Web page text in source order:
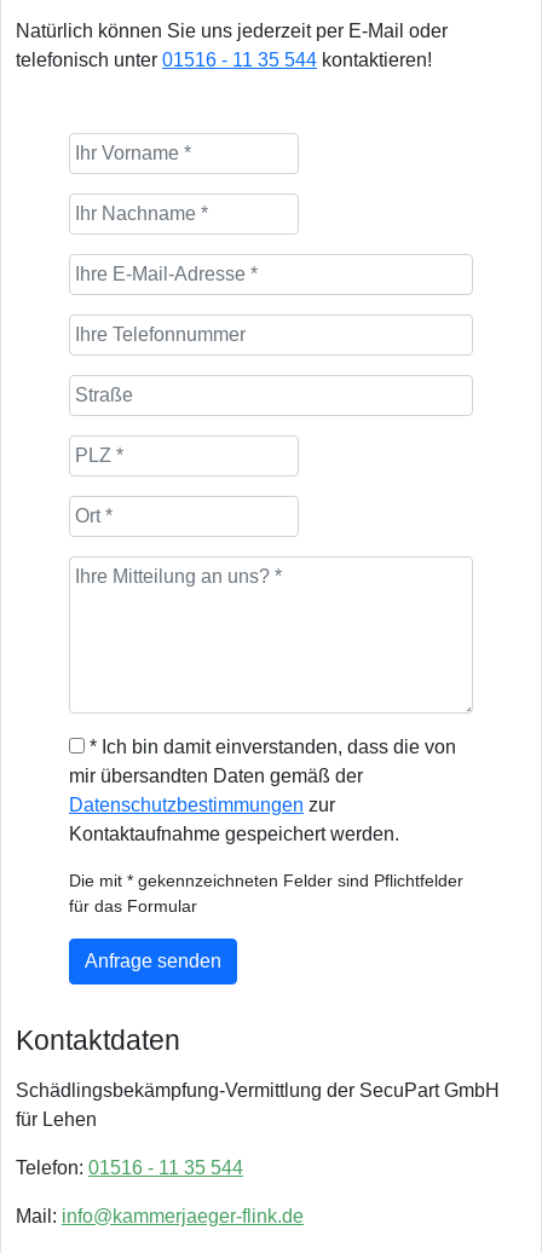
Natürlich können Sie uns jederzeit per E-Mail oder
telefonisch unter 01516 - 11 35 544 kontaktieren!
* Ich bin damit einverstanden, dass die von
mir übersandten Daten gemäß der
Datenschutzbestimmungen zur
Kontaktaufnahme gespeichert werden.
Die mit * gekennzeichneten Felder sind Pflichtfelder
für das Formular
Anfrage senden
Kontaktdaten
Schädlingsbekämpfung-Vermittlung der SecuPart GmbH
für Lehen
Telefon: 01516 - 11 35 544
Mail: info@kammerjaeger-flink.de